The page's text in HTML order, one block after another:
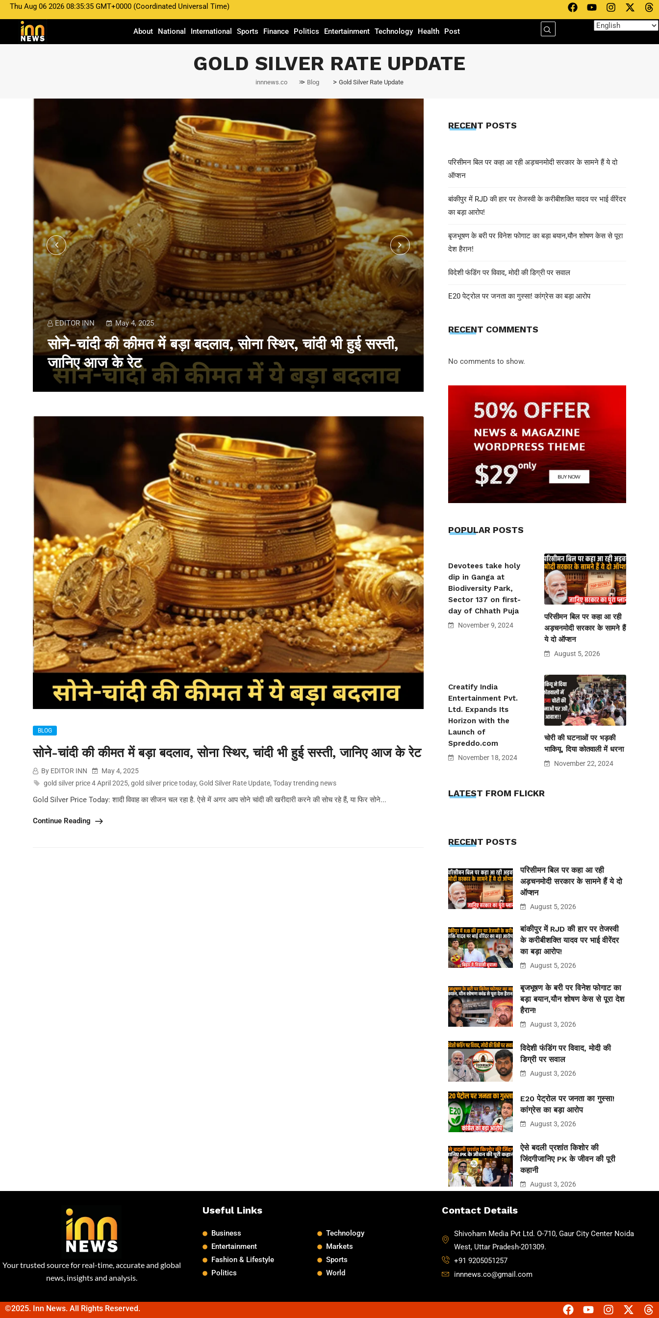
Thu Aug 06 2026 08:35:35 GMT+0000 (Coordinated Universal Time)
About National International Sports Finance Politics Entertainment Technology Health Post
GOLD SILVER RATE UPDATE
innnews.co > Blog > Gold Silver Rate Update
EDITOR INN May 4, 2025
सोने-चांदी की कीमत में बड़ा बदलाव, सोना स्थिर, चांदी भी हुई सस्ती,
जानिए आज के रेट
जानिए आज के रेट
BLOG
सोने-चांदी की कीमत में बड़ा बदलाव, सोना स्थिर, चांदी भी हुई सस्ती, जानिए आज के रेट
By EDITOR INN
May 4, 2025
gold silver price 4 April 2025, gold silver price today, Gold Silver Rate Update, Today trending news
Gold Silver Price Today: शादी विवाह का सीजन चल रहा है. ऐसे में अगर आप सोने चांदी की खरीदारी करने की सोच रहे हैं, या फिर सोने...
Continue Reading
RECENT POSTS
परिसीमन बिल पर कहा आ रही अड़चनमोदी सरकार के सामने हैं ये दो
ऑप्शन
बांकीपुर में RJD की हार पर तेजस्वी के करीबीशक्ति यादव पर भाई वीरेंदर
का बड़ा आरोप!
बृजभूषण के बरी पर विनेश फोगाट का बड़ा बयान,यौन शोषण केस से पूरा
देश हैरान!
विदेशी फंडिंग पर विवाद, मोदी की डिग्री पर सवाल
E20 पेट्रोल पर जनता का गुस्सा! कांग्रेस का बड़ा आरोप
RECENT COMMENTS
No comments to show.
POPULAR POSTS
Devotees take holy
dip in Ganga at
Biodiversity Park,
Sector 137 on first-
day of Chhath Puja
November 9, 2024
परिसीमन बिल पर कहा आ रही
अड़चनमोदी सरकार के सामने हैं
ये दो ऑप्शन
August 5, 2026
Creatify India
Entertainment Pvt.
Ltd. Expands Its
Horizon with the
Launch of
Spreddo.com
November 18, 2024
चोरी की घटनाओं पर भड़की
भाकियू, दिया कोतवाली में धरना
November 22, 2024
LATEST FROM FLICKR
RECENT POSTS
परिसीमन बिल पर कहा आ रही
अड़चनमोदी सरकार के सामने हैं ये दो
ऑप्शन
August 5, 2026
बांकीपुर में RJD की हार पर तेजस्वी
के करीबीशक्ति यादव पर भाई वीरेंदर
का बड़ा आरोप!
August 5, 2026
बृजभूषण के बरी पर विनेश फोगाट का
बड़ा बयान,यौन शोषण केस से पूरा देश
हैरान!
August 3, 2026
विदेशी फंडिंग पर विवाद, मोदी की
डिग्री पर सवाल
August 3, 2026
E20 पेट्रोल पर जनता का गुस्सा!
कांग्रेस का बड़ा आरोप
August 3, 2026
ऐसे बदली प्रशांत किशोर की
जिंदगीजानिए PK के जीवन की पूरी
कहानी
August 3, 2026
Your trusted source for real-time, accurate and global
news, insights and analysis.
Useful Links
Business
Entertainment
Fashion & Lifestyle
Politics
Technology
Markets
Sports
World
Contact Details
Shivoham Media Pvt Ltd. O-710, Gaur City Center Noida
West, Uttar Pradesh-201309.
+91 9205051257
innnews.co@gmail.com
©2025. Inn News. All Rights Reserved.